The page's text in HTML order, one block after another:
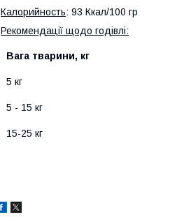
Калорийность: 93 Ккал/100 гр
Рекомендації щодо годівлі:
Вага тварини, кг
5 кг
5 - 15 кг
15-25 кг